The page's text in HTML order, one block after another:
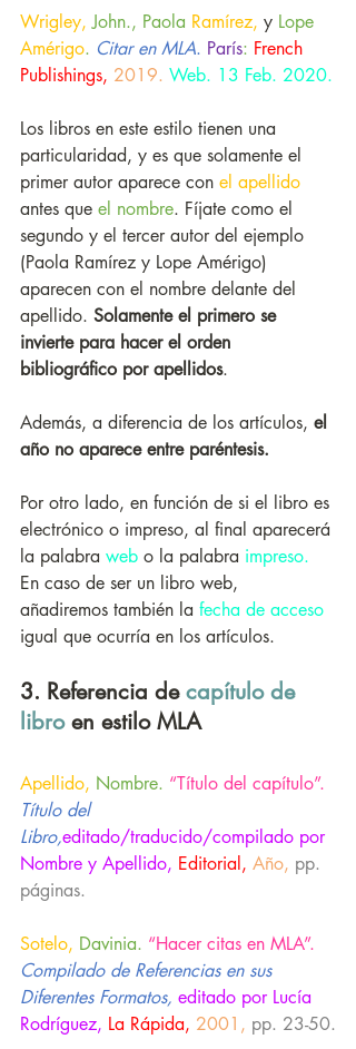
Wrigley, John., Paola Ramírez, y Lope
Amérigo. Citar en MLA. París: French
Publishings, 2019. Web. 13 Feb. 2020.
Los libros en este estilo tienen una
particularidad, y es que solamente el
primer autor aparece con el apellido
antes que el nombre. Fíjate como el
segundo y el tercer autor del ejemplo
(Paola Ramírez y Lope Amérigo)
aparecen con el nombre delante del
apellido. Solamente el primero se
invierte para hacer el orden
bibliográfico por apellidos.
Además, a diferencia de los artículos, el
año no aparece entre paréntesis.
Por otro lado, en función de si el libro es
electrónico o impreso, al final aparecerá
la palabra web o la palabra impreso.
En caso de ser un libro web,
añadiremos también la fecha de acceso
igual que ocurría en los artículos.
3. Referencia de capítulo de
libro en estilo MLA
Apellido, Nombre. “Título del capítulo”.
Título del
Libro,editado/traducido/compilado por
Nombre y Apellido, Editorial, Año, pp.
páginas.
Sotelo, Davinia. “Hacer citas en MLA”.
Compilado de Referencias en sus
Diferentes Formatos, editado por Lucía
Rodríguez, La Rápida, 2001, pp. 23-50.